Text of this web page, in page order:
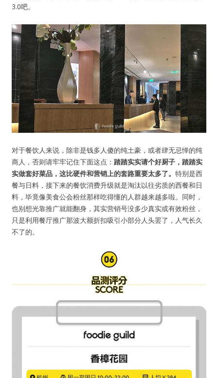
3.0吧。
对于餐饮人来说，除非是钱多人傻的纯土豪，或者肆无忌惮的纯
商人，否则请牢牢记住下面这点： 踏踏实实请个好厨子，踏踏实
实做套好菜品，这比硬件和营销上的套路重要太多了。 特别是西
餐与日料，接下来的餐饮消费升级就是淘汰以往劣质的西餐和日
料，毕竟像美食公会粉丝那样吃得懂的人群越来越多啦。同时，
也别想光靠推广就能翻身，其实营销号没多少真实或有效粉丝，
只是利用餐厅推广那波大额折扣吸引小部分人头罢了，人气长久
不了的。